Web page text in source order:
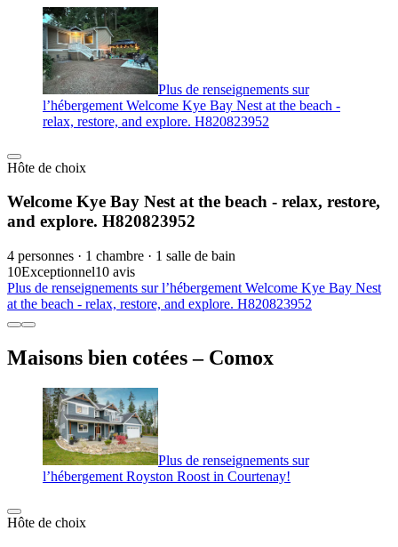
Plus de renseignements sur
l’hébergement Welcome Kye Bay Nest at the beach -
relax, restore, and explore. H820823952
Hôte de choix
Welcome Kye Bay Nest at the beach - relax, restore,
and explore. H820823952
4 personnes · 1 chambre · 1 salle de bain
10Exceptionnel10 avis
Plus de renseignements sur l’hébergement Welcome Kye Bay Nest
at the beach - relax, restore, and explore. H820823952
Maisons bien cotées – Comox
Plus de renseignements sur
l’hébergement Royston Roost in Courtenay!
Hôte de choix